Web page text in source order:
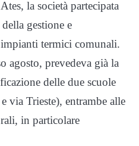
la società partecipata
gestione e
termici comunali.
agosto, prevedeva già la
delle due scuole
via Trieste), entrambe alle
in particolare